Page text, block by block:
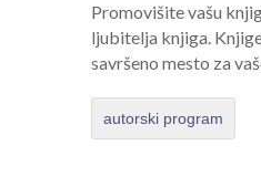
Promovišite vašu
ljubitelja knjiga.
savršeno mesto za
autorski program